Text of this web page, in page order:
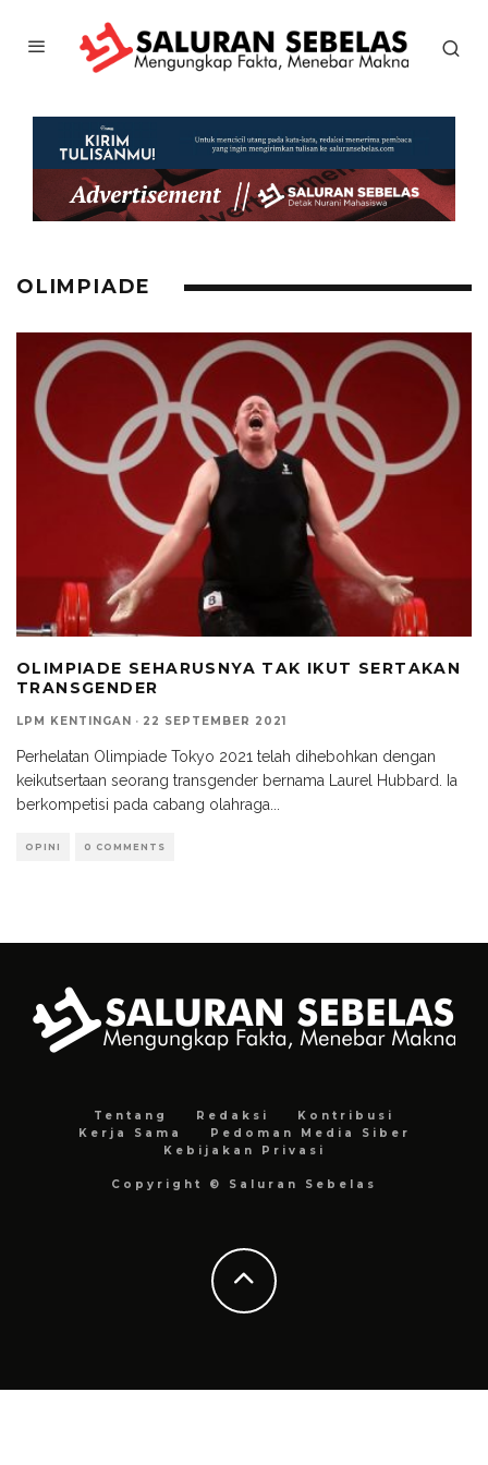
OLIMPIADE
OLIMPIADE SEHARUSNYA TAK IKUT SERTAKAN
TRANSGENDER
LPM KENTINGAN · 22 SEPTEMBER 2021
Perhelatan Olimpiade Tokyo 2021 telah dihebohkan dengan
keikutsertaan seorang transgender bernama Laurel Hubbard. Ia
berkompetisi pada cabang olahraga
OPINI 0 COMMENTS
Tentang Redaksi
Kontribusi
Kerja Sama
Pedoman Media Siber
Kebijakan Privasi
Copyright © Saluran Sebelas